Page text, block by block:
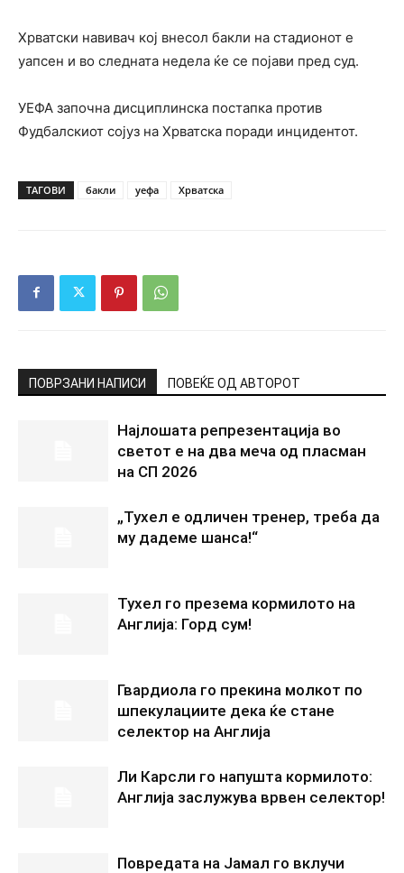
Хрватски навивач кој внесол бакли на стадионот е
уапсен и во следната недела ќе се појави пред суд.
УЕФА започна дисциплинска постапка против
Фудбалскиот сојуз на Хрватска поради инцидентот.
ТАГОВИ бакли уефа Хрватска
ПОВРЗАНИ НАПИСИ ПОВЕЌЕ ОД АВТОРОТ
Најлошата репрезентација во
светот е на два меча од пласман
на СП 2026
„Тухел е одличен тренер, треба да
му дадеме шанса!“
Тухел го презема кормилото на
Англија: Горд сум!
Гвардиола го прекина молкот по
шпекулациите дека ќе стане
селектор на Англија
Ли Карсли го напушта кормилото:
Англија заслужува врвен селектор!
Повредата на Јамал го вклучи